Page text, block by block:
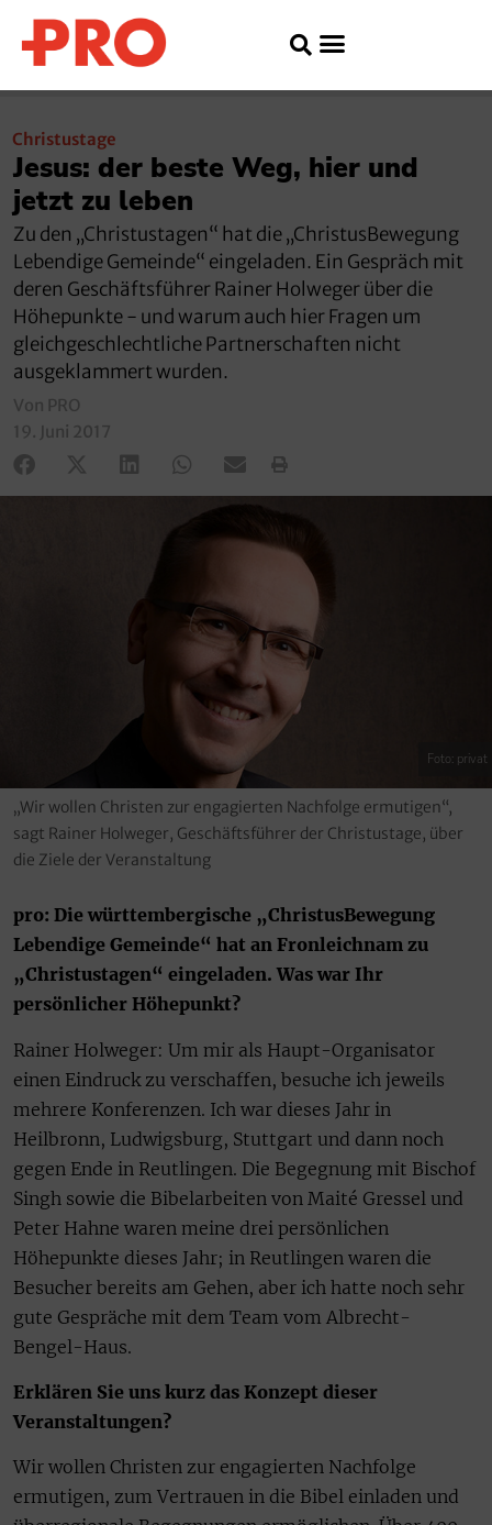
Christustage
Jesus: der beste Weg, hier und
jetzt zu leben
Zu den „Christustagen“ hat die „ChristusBewegung
Lebendige Gemeinde“ eingeladen. Ein Gespräch mit
deren Geschäftsführer Rainer Holweger über die
Höhepunkte - und warum auch hier Fragen um
gleichgeschlechtliche Partnerschaften nicht
ausgeklammert wurden.
Von PRO
19. Juni 2017
Foto: privat
„Wir wollen Christen zur engagierten Nachfolge ermutigen“,
sagt Rainer Holweger, Geschäftsführer der Christustage, über
die Ziele der Veranstaltung
pro: Die württembergische „ChristusBewegung
Lebendige Gemeinde“ hat an Fronleichnam zu
„Christustagen“ eingeladen. Was war Ihr
persönlicher Höhepunkt?
Rainer Holweger: Um mir als Haupt-Organisator
einen Eindruck zu verschaffen, besuche ich jeweils
mehrere Konferenzen. Ich war dieses Jahr in
Heilbronn, Ludwigsburg, Stuttgart und dann noch
gegen Ende in Reutlingen. Die Begegnung mit Bischof
Singh sowie die Bibelarbeiten von Maité Gressel und
Peter Hahne waren meine drei persönlichen
Höhepunkte dieses Jahr; in Reutlingen waren die
Besucher bereits am Gehen, aber ich hatte noch sehr
gute Gespräche mit dem Team vom Albrecht-
Bengel-Haus.
Erklären Sie uns kurz das Konzept dieser
Veranstaltungen?
Wir wollen Christen zur engagierten Nachfolge
ermutigen, zum Vertrauen in die Bibel einladen und